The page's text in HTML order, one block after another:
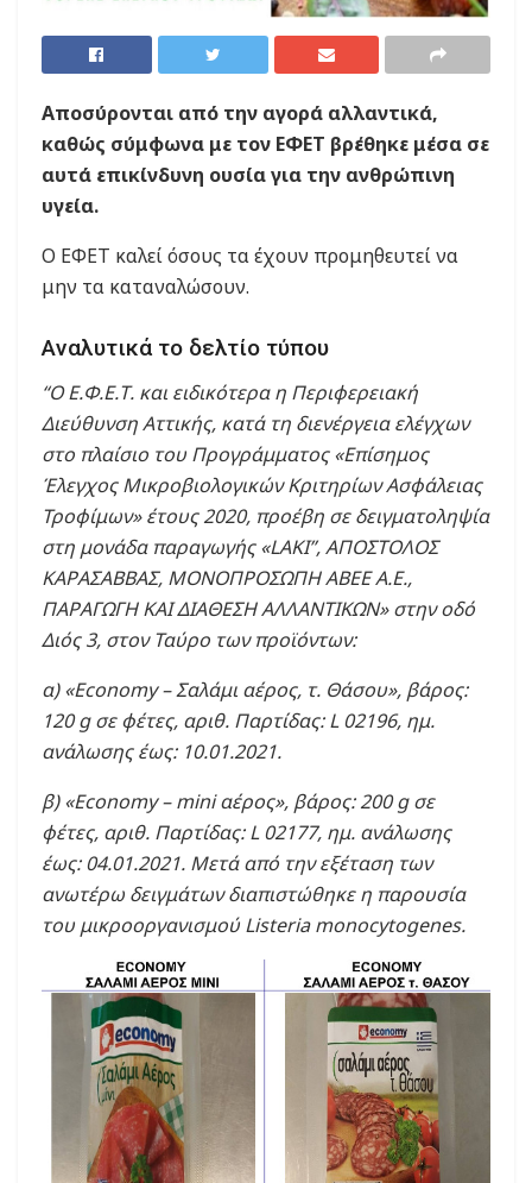
Αποσύρονται από την αγορά αλλαντικά,
καθώς σύμφωνα με τον ΕΦΕΤ βρέθηκε μέσα σε
αυτά επικίνδυνη ουσία για την ανθρώπινη
υγεία.
Ο ΕΦΕΤ καλεί όσους τα έχουν προμηθευτεί να
μην τα καταναλώσουν.
Αναλυτικά το δελτίο τύπου
“Ο Ε.Φ.Ε.Τ. και ειδικότερα η Περιφερειακή
Διεύθυνση Αττικής, κατά τη διενέργεια ελέγχων
στο πλαίσιο του Προγράμματος «Επίσημος
Έλεγχος Μικροβιολογικών Κριτηρίων Ασφάλειας
Τροφίμων» έτους 2020, προέβη σε δειγματοληψία
στη μονάδα παραγωγής «LAKI”, ΑΠΟΣΤΟΛΟΣ
ΚΑΡΑΣΑΒΒΑΣ, ΜΟΝΟΠΡΟΣΩΠΗ ΑΒΕΕ Α.Ε.,
ΠΑΡΑΓΩΓΗ ΚΑΙ ΔΙΑΘΕΣΗ ΑΛΛΑΝΤΙΚΩΝ» στην οδό
Διός 3, στον Ταύρο των προϊόντων:
α) «Economy – Σαλάμι αέρος, τ. Θάσου», βάρος:
120 g σε φέτες, αριθ. Παρτίδας: L 02196, ημ.
ανάλωσης έως: 10.01.2021.
β) «Economy – mini αέρος», βάρος: 200 g σε
φέτες, αριθ. Παρτίδας: L 02177, ημ. ανάλωσης
έως: 04.01.2021. Μετά από την εξέταση των
ανωτέρω δειγμάτων διαπιστώθηκε η παρουσία
του μικροοργανισμού Listeria monocytogenes.